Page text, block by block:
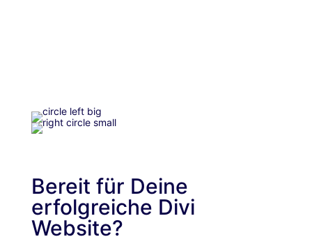
Bereit für Deine
erfolgreiche Divi
Website?